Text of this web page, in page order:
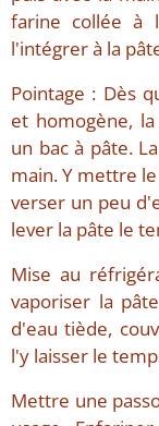
farine collée à
l'intégrer à la
Pointage : Dès
et homogène,
un bac à pâte.
main. Y mettre
verser un peu
lever la pâte le
Mise au
vaporiser la
d'eau tiède,
l'y laisser le
Mettre une